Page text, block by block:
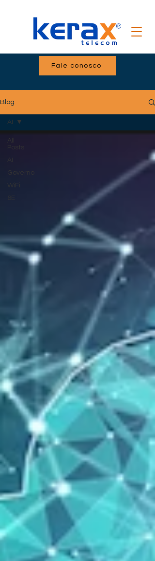
Fale conosco
Blog
All
Posts
AI
Governo
WiFi
6E
AI